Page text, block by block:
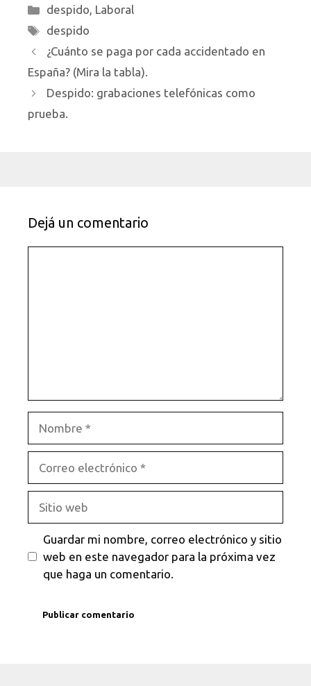
Categorías
despido, Laboral
Etiquetas
despido
¿Cuánto se paga por cada accidentado en
España? (Mira la tabla).
Despido: grabaciones telefónicas como
prueba.
Dejá un comentario
Guardar mi nombre, correo electrónico y sitio
web en este navegador para la próxima vez
que haga un comentario.